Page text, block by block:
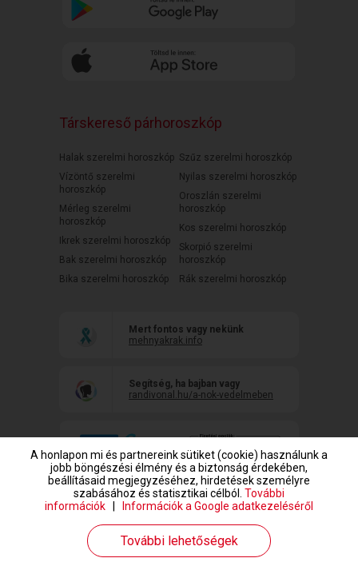
Társkereső párhoroszkóp
Halak szerelmi horoszkóp
Vízöntő szerelmi
horoszkóp
Mérleg szerelmi
horoszkóp
Ikrek szerelmi horoszkóp
Bak szerelmi horoszkóp
Bika szerelmi horoszkóp
Szűz szerelmi horoszkóp
Nyilas szerelmi horoszkóp
Oroszlán szerelmi
horoszkóp
Kos szerelmi horoszkóp
Skorpió szerelmi
horoszkóp
Rák szerelmi horoszkóp
Mert fontos vagy nekünk
mehnyakrak.info
Segítség, ha bajban vagy
randivonal.hu/a-nok-vedelmeben
www.randivonal.hu © Copyright 1999-2026 Dating Central Europe Zrt.
A honlapon mi és partnereink sütiket (cookie) használunk a
jobb böngészési élmény és a biztonság érdekében,
beállításaid megjegyzéséhez, hirdetések személyre
szabásához és statisztikai célból. További
információk
Információk a Google adatkezeléséről
További lehetőségek